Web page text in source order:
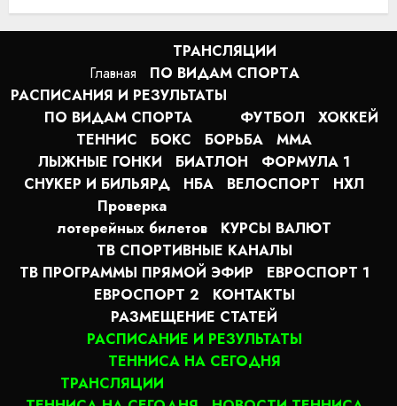
22:22 06.08.2026
Главная
ТРАНСЛЯЦИИ
ПО ВИДАМ СПОРТA
РАСПИСАНИЯ И РЕЗУЛЬТАТЫ
ПО ВИДАМ СПОРТА
ФУТБОЛ
ХОККЕЙ
ТЕННИС
БОКС БОРЬБА
MMA
ЛЫЖНЫЕ ГОНКИ
БИАТЛОН
ФОРМУЛА 1
СНУКЕР И БИЛЬЯРД
НБА ВЕЛОСПОРТ
НХЛ
Проверка
лотерейных билетов
КУРСЫ ВАЛЮТ
ТВ СПОРТИВНЫЕ КАНАЛЫ
ТВ ПРОГРАММЫ ПРЯМОЙ ЭФИР
ЕВРОСПОРТ 1
ЕВРОСПОРТ 2
КОНТАКТЫ
РАЗМЕЩЕНИЕ СТАТЕЙ
РАСПИСАНИЕ И РЕЗУЛЬТАТЫ
ТЕННИСА НА СЕГОДНЯ
ТРАНСЛЯЦИИ